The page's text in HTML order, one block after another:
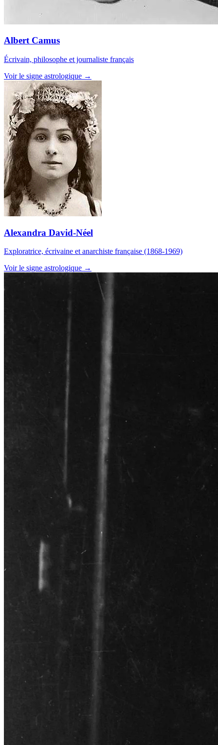
Albert Camus
Écrivain, philosophe et journaliste français
Voir le signe astrologique →
Alexandra David-Néel
Exploratrice, écrivaine et anarchiste française (1868-1969)
Voir le signe astrologique →